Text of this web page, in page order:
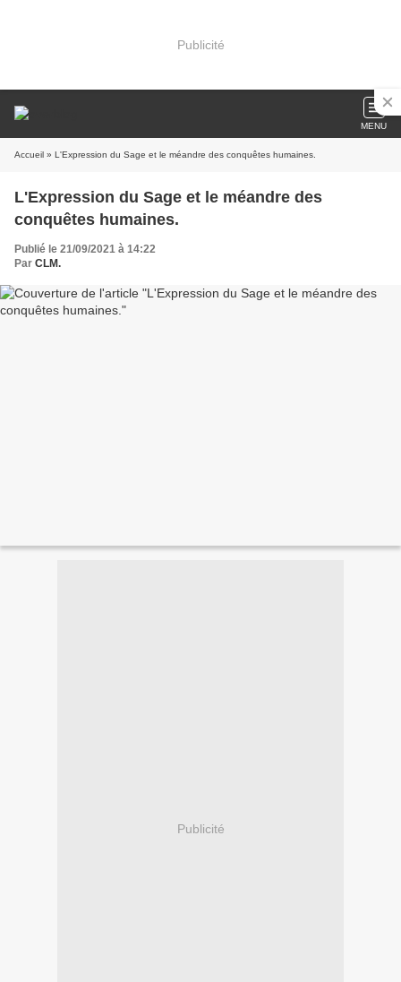
Publicité
MENU
Accueil » L'Expression du Sage et le méandre des conquêtes humaines.
L'Expression du Sage et le méandre des
conquêtes humaines.
Publié le 21/09/2021 à 14:22
Par CLM.
Publicité